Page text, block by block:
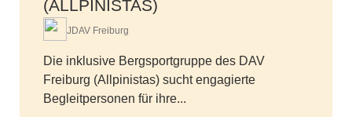
(ALLPINISTAS)
JDAV Freiburg
Die inklusive Bergsportgruppe des DAV
Freiburg (Allpinistas) sucht engagierte
Begleitpersonen für ihre...